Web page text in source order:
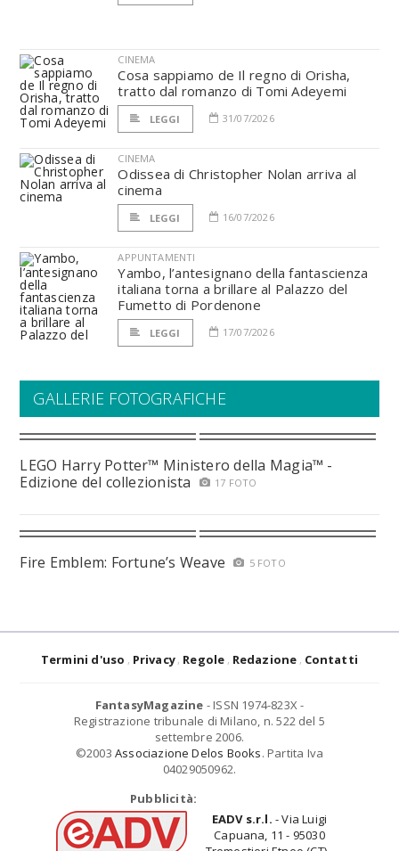
CINEMA
Cosa sappiamo de Il regno di Orisha,
tratto dal romanzo di Tomi Adeyemi
LEGGI 31/07/2026
CINEMA
Odissea di Christopher Nolan arriva al
cinema
LEGGI 16/07/2026
APPUNTAMENTI
Yambo, l’antesignano della fantascienza
italiana torna a brillare al Palazzo del
Fumetto di Pordenone
LEGGI 17/07/2026
GALLERIE FOTOGRAFICHE
LEGO Harry Potter™ Ministero della Magia™ -
Edizione del collezionista
17 FOTO
Fire Emblem: Fortune’s Weave 5 FOTO
Termini d'uso Privacy Regole Redazione Contatti
FantasyMagazine - ISSN 1974-823X -
Registrazione tribunale di Milano, n. 522 del 5
settembre 2006.
©2003 Associazione Delos Books. Partita Iva
04029050962.
Pubblicità:
EADV s.r.l. - Via Luigi
Capuana, 11 - 95030